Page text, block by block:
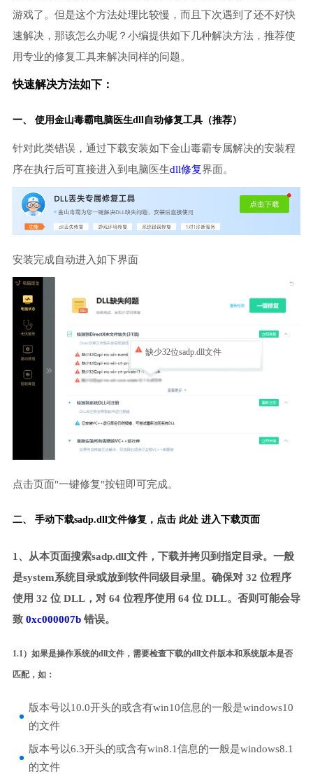
游戏了。但是这个方法处理比较慢，而且下次遇到了还不好快
速解决，那该怎么办呢？小编提供如下几种解决方法，推荐使
用专业的修复工具来解决同样的问题。
快速解决方法如下：
一、 使用金山毒霸电脑医生dll自动修复工具（推荐）
针对此类错误，通过下载安装如下金山毒霸专属解决的安装程
序在执行后可直接进入到电脑医生dll修复界面。
安装完成自动进入如下界面
缺少32位sadp.dll文件
点击页面"一键修复"按钮即可完成。
二、 手动下载sadp.dll文件修复， 点击 此处 进入下载页面
1、从本页面搜索sadp.dll文件，下载并拷贝到指定目录。一般
是system系统目录或放到软件同级目录里。确保对 32 位程序
使用 32 位 DLL，对 64 位程序使用 64 位 DLL。否则可能会导
致 0xc000007b错误。
1.1）如果是操作系统的dll文件，需要检查下载的dll文件版本和系统版本是否
匹配，如：
版本号以10.0开头的或含有win10信息的一般是windows10
的文件
版本号以6.3开头的或含有win8.1信息的一般是windows8.1
的文件